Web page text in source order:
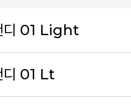
디 01 Light
디 01 Lt